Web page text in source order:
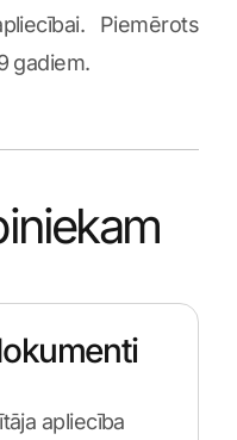
Piemērots
gadiem.
apliecība